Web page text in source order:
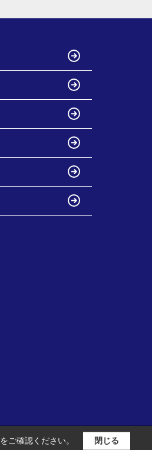
をご確認ください。 閉じる